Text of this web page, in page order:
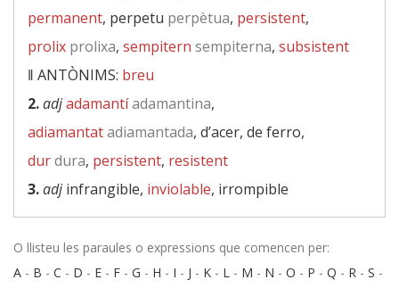
permanent, perpetu perpètua, persistent,
prolix prolixa, sempitern sempiterna, subsistent
‖ ANTÒNIMS: breu
2.adjadamantíadamantina,
adiamantatadiamantada, d’acer, de ferro,
durdura, persistent, resistent
3.adjinfrangible, inviolable, irrompible
O llisteu les paraules o expressions que comencen per:
A - B - C - D - E - F - G - H - I - J - K - L - M - N - O - P - Q - R - S -